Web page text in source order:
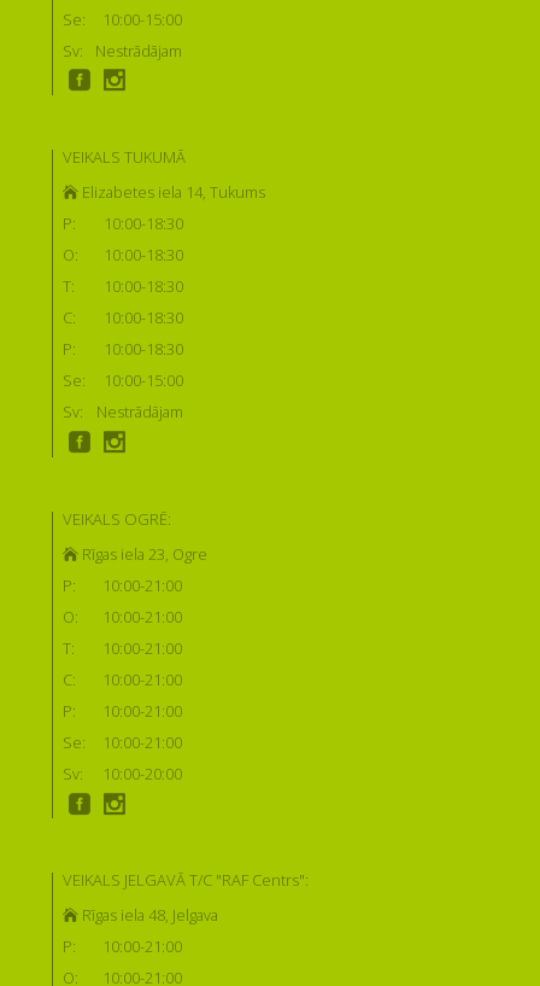
Se:
10:00-15:00
Sv:
Nestrādājam
VEIKALS TUKUMĀ
Elizabetes iela 14, Tukums
P:
10:00-18:30
O:
10:00-18:30
T:
10:00-18:30
C:
10:00-18:30
P:
10:00-18:30
Se:
10:00-15:00
Sv:
Nestrādājam
VEIKALS OGRĒ:
Rīgas iela 23, Ogre
P:
10:00-21:00
O:
10:00-21:00
T:
10:00-21:00
C:
10:00-21:00
P:
10:00-21:00
Se:
10:00-21:00
Sv:
10:00-20:00
VEIKALS JELGAVĀ T/C "RAF Centrs":
Rīgas iela 48, Jelgava
P:
10:00-21:00
O:
10:00-21:00